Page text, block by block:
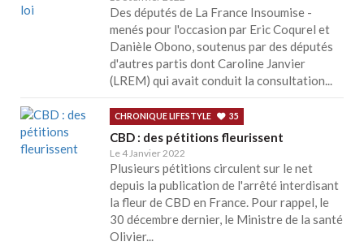
Des députés de La France Insoumise -
menés pour l'occasion par Eric Coqurel et
Danièle Obono, soutenus par des députés
d'autres partis dont Caroline Janvier
(LREM) qui avait conduit la consultation...
CHRONIQUE LIFESTYLE 35
CBD : des pétitions fleurissent
Le 4 Janvier 2022
Plusieurs pétitions circulent sur le net
depuis la publication de l'arrêté interdisant
la fleur de CBD en France. Pour rappel, le
30 décembre dernier, le Ministre de la santé
Olivier...